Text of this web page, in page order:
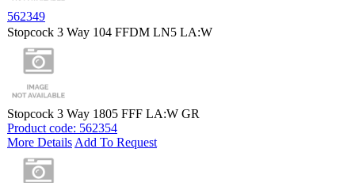
562349
Stopcock 3 Way 104 FFDM LN5 LA:W
Stopcock 3 Way 1805 FFF LA:W GR
Product code: 562354
More Details Add To Request